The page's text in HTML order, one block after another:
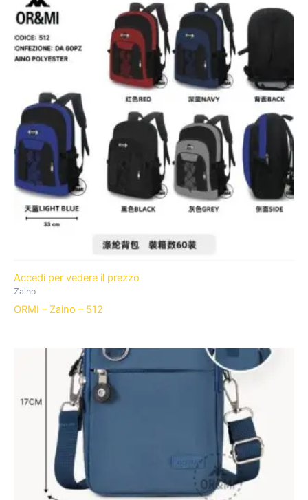
Accedi per vedere il prezzo
Zaino
ORMI – Zaino – 512